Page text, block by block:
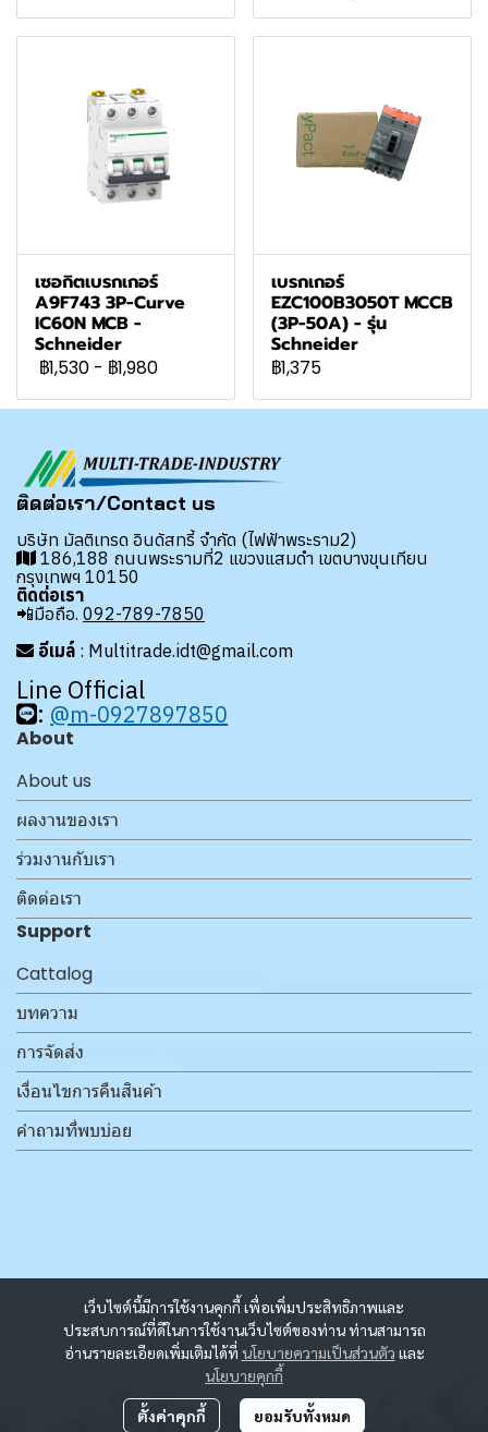
เซอกิตเบรกเกอร์
A9F743 3P-Curve
IC60N MCB -
Schneider
฿1,530 - ฿1,980
เบรกเกอร์
EZC100B3050T MCCB
(3P-50A) - รุ่น
Schneider
฿1,375
เว็บไซต์นี้มีการใช้งานคุกกี้ เพื่อเพิ่มประสิทธิภาพและ
ประสบการณ์ที่ดีในการใช้งานเว็บไซต์ของท่าน ท่านสามารถ
อ่านรายละเอียดเพิ่มเติมได้ที่ นโยบายความเป็นส่วนตัว และ
นโยบายคุกกี้
ตั้งค่าคุกกี้ ยอมรับทั้งหมด
ติดต่อเรา/Contact us
บริษัท มัลติเทรด อินดัสทรี้ จำกัด (ไฟฟ้าพระราม2)
186,188 ถนนพระรามที่2 แขวงแสมดำ เขตบางขุนเทียน
กรุงเทพฯ 10150
ติดต่อเรา
📲มือถือ. 092-789-7850
อีเมล์ : Multitrade.idt@gmail.com
Line Official
: @m-0927897850
About
About us
ผลงานของเรา
ร่วมงานกับเรา
ติดต่อเรา
Support
Cattalog
บทความ
การจัดส่ง
เงื่อนไขการคืนสินค้า
คำถามที่พบบ่อย